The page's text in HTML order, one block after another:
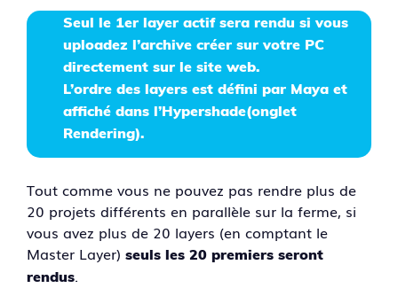
Seul le 1er layer actif sera rendu si vous
uploadez l’archive créer sur votre PC
directement sur le site web.
L’ordre des layers est défini par Maya et
affiché dans l’Hypershade(onglet
Rendering).
Tout comme vous ne pouvez pas rendre plus de
20 projets différents en parallèle sur la ferme, si
vous avez plus de 20 layers (en comptant le
Master Layer) seuls les 20 premiers seront
rendus.